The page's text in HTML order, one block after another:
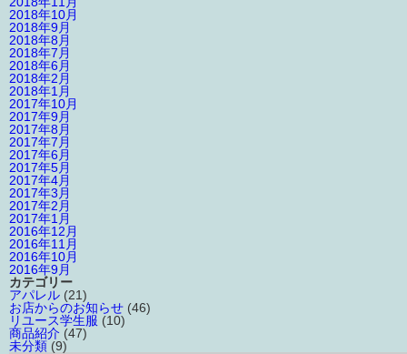
2018年10月
2018年9月
2018年8月
2018年7月
2018年6月
2018年2月
2018年1月
2017年10月
2017年9月
2017年8月
2017年7月
2017年6月
2017年5月
2017年4月
2017年3月
2017年2月
2017年1月
2016年12月
2016年11月
2016年10月
2016年9月
カテゴリー
アパレル (21)
お店からのお知らせ (46)
リユース学生服 (10)
商品紹介 (47)
未分類 (9)